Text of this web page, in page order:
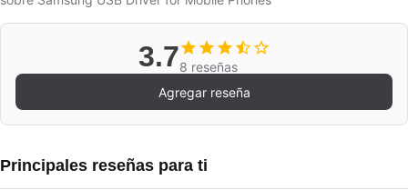
3.78 reseñas
Agregar reseña
Principales reseñas para ti